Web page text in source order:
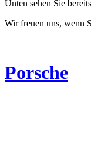
Unten sehen Sie
Wir freuen uns, wenn
Porsche